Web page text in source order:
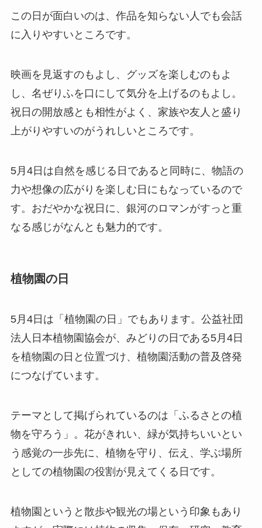
この日が面白いのは、作品を知らない人でも会話
に入りやすいところです。
映画を見返すのもよし、グッズを楽しむのもよ
し、名ぜりふを口にして気分を上げるのもよし。
祝日の開放感とも相性がよく、家族や友人と盛り
上がりやすいのがうれしいところです。
5月4日は自然を感じる日であると同時に、物語の
力や想像の広がりを楽しむ日にもなっているので
す。おだやかな祝日に、銀河のロマンがすっと重
なる感じがなんとも魅力的です。
植物園の日
5月4日は「植物園の日」でもあります。公益社団
法人日本植物園協会が、みどりの日である5月4日
を植物園の日と位置づけ、植物園活動の普及啓発
につなげています。
テーマとして掲げられているのは「ふるさとの植
物を守ろう」。花がきれい、緑が気持ちいいとい
う感覚の一歩先に、植物を守り、伝え、学ぶ場所
としての植物園の役割が見えてくる日です。
植物園というと散歩や観光の場という印象もあり